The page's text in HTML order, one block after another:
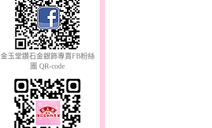
夢想幸福～男黃金戒指
金玉堂鑽石金銀飾專賣FB粉絲
團 QR-code